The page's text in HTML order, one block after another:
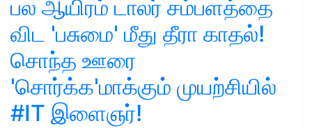
பல ஆயிரம் டாலர் சம்பளத்தை
விட 'பசுமை' மீது தீரா காதல்!
சொந்த ஊரை
'சொர்க்க'மாக்கும் முயற்சியில்
#IT இளைஞர்!